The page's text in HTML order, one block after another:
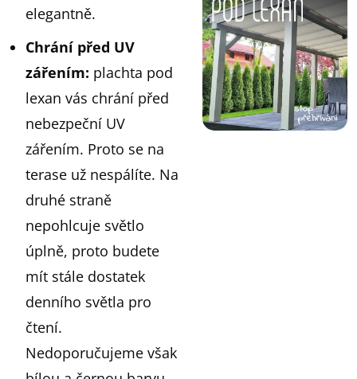
elegantně.
Chrání před UV
zářením: plachta pod
lexan vás chrání před
nebezpeční UV
zářením. Proto se na
terase už nespálíte. Na
druhé straně
nepohlcuje světlo
úplně, proto budete
mít stále dostatek
denního světla pro
čtení.
Nedoporučujeme však